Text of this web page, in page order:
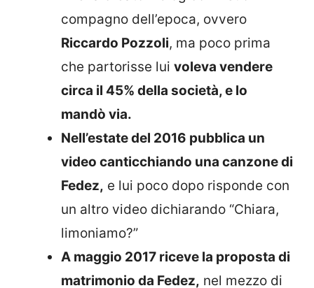
compagno dell’epoca, ovvero
Riccardo Pozzoli, ma poco prima
che partorisse lui voleva vendere
circa il 45% della società, e lo
mandò via.
Nell’estate del 2016 pubblica un
video canticchiando una canzone di
Fedez, e lui poco dopo risponde con
un altro video dichiarando “Chiara,
limoniamo?”
A maggio 2017 riceve la proposta di
matrimonio da Fedez, nel mezzo di